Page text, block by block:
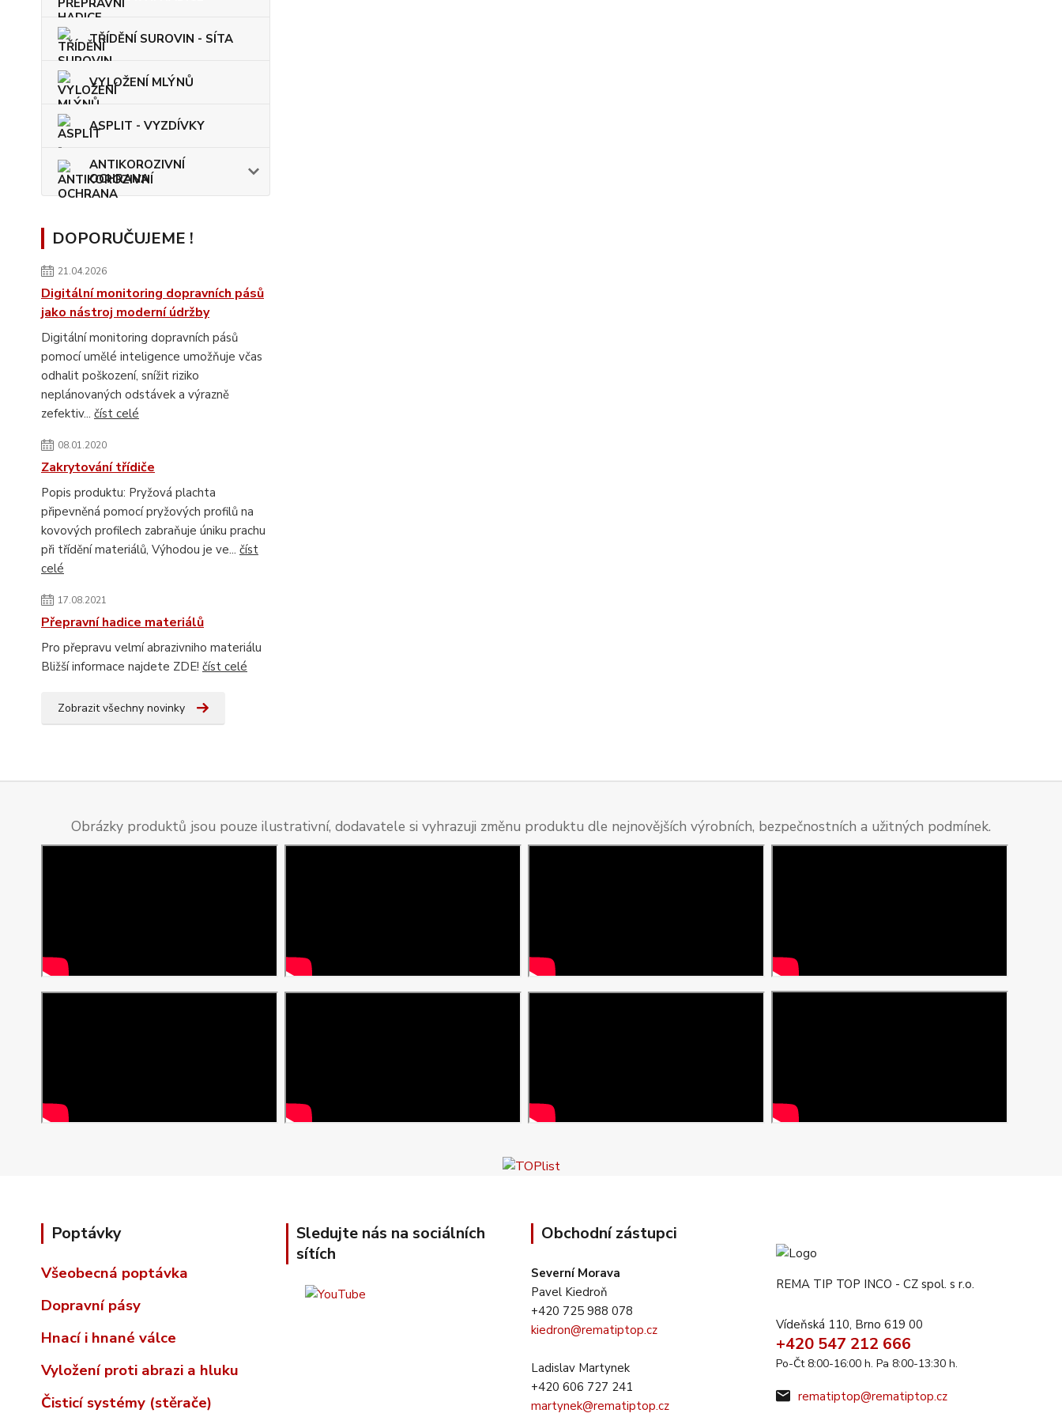
TŘÍDĚNÍ SUROVIN - SÍTA
VYLOŽENÍ MLÝNŮ
ASPLIT - VYZDÍVKY
ANTIKOROZIVNÍ
OCHRANA
DOPORUČUJEME !
21.04.2026
Digitální monitoring dopravních pásů
jako nástroj moderní údržby
Digitální monitoring dopravních pásů
pomocí umělé inteligence umožňuje včas
odhalit poškození, snížit riziko
neplánovaných odstávek a výrazně
zefektiv... číst celé
08.01.2020
Zakrytování třídiče
Popis produktu: Pryžová plachta
připevněná pomocí pryžových profilů na
kovových profilech zabraňuje úniku prachu
při třídění materiálů, Výhodou je ve... číst
celé
17.08.2021
Přepravní hadice materiálů
Pro přepravu velmí abrazivniho materiálu
Bližší informace najdete ZDE! číst celé
Zobrazit všechny novinky
Obrázky produktů jsou pouze ilustrativní, dodavatele si vyhrazuji změnu produktu dle nejnovějších výrobních, bezpečnostních a užitných podmínek.
Poptávky
Všeobecná poptávka
Dopravní pásy
Hnací i hnané válce
Vyložení proti abrazi a hluku
Čisticí systémy (stěrače)
Sledujte nás na sociálních
sítích
Obchodní zástupci
Severní Morava
Pavel Kiedroň
+420 725 988 078
kiedron@rematiptop.cz
Ladislav Martynek
+420 606 727 241
martynek@rematiptop.cz
REMA TIP TOP INCO - CZ spol. s r.o.
Vídeňská 110, Brno 619 00
+420 547 212 666
Po-Čt 8:00-16:00 h. Pa 8:00-13:30 h.
rematiptop@rematiptop.cz